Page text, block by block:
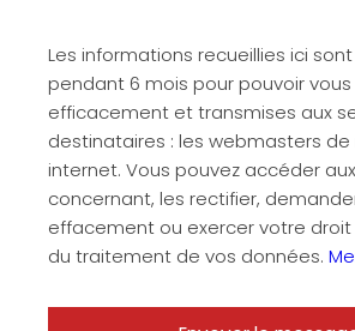
Les informations recueillies ici
pendant 6 mois pour pouvoir
efficacement et transmises aux
destinataires : les webmasters
internet. Vous pouvez accéder
concernant, les rectifier,
effacement ou exercer votre
du traitement de vos données.